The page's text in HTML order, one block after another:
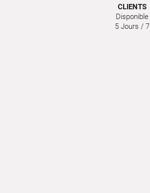
CLIENTS
Disponible
5 Jours / 7